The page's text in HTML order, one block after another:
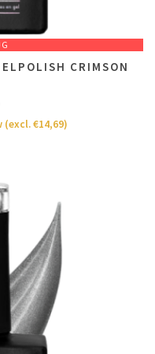
CRIMSON
(excl.€14,69)